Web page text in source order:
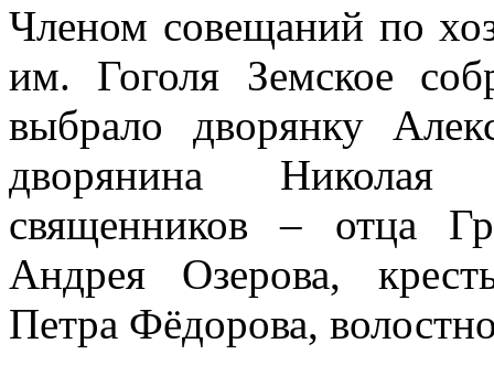
Членом совещаний по
им. Гоголя Земское
выбрало дворянку
дворянина Николая
священников – отца
Андрея Озерова,
Петра Фёдорова,